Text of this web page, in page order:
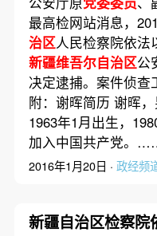
最高检网站消息，
治区人民检察院依法
新疆维吾尔自治区公
决定逮捕。案件侦查
附：谢晖简历 谢晖，
1963年1月出生，
加入中国共产党。
2016年1月20日 · 政经频
新疆自治区检察院